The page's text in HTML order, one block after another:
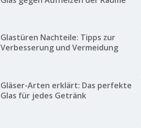
Glastüren Nachteile: Tipps zur
Verbesserung und Vermeidung
Gläser-Arten erklärt: Das perfekte
Glas für jedes Getränk